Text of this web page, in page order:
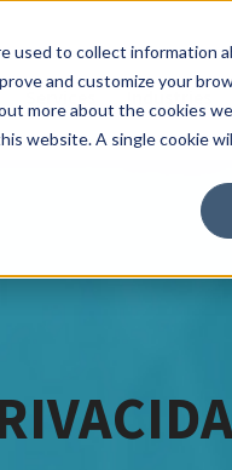
used to collect information
and customize your
more about the cookies we
website. A single cookie
Industries